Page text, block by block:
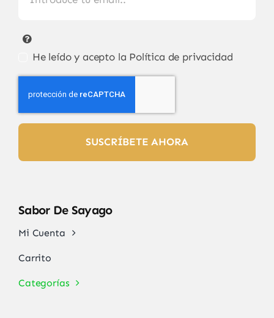
He leído y acepto la Política de privacidad
SUSCRÍBETE AHORA
Sabor De Sayago
Mi Cuenta
Carrito
Categorías